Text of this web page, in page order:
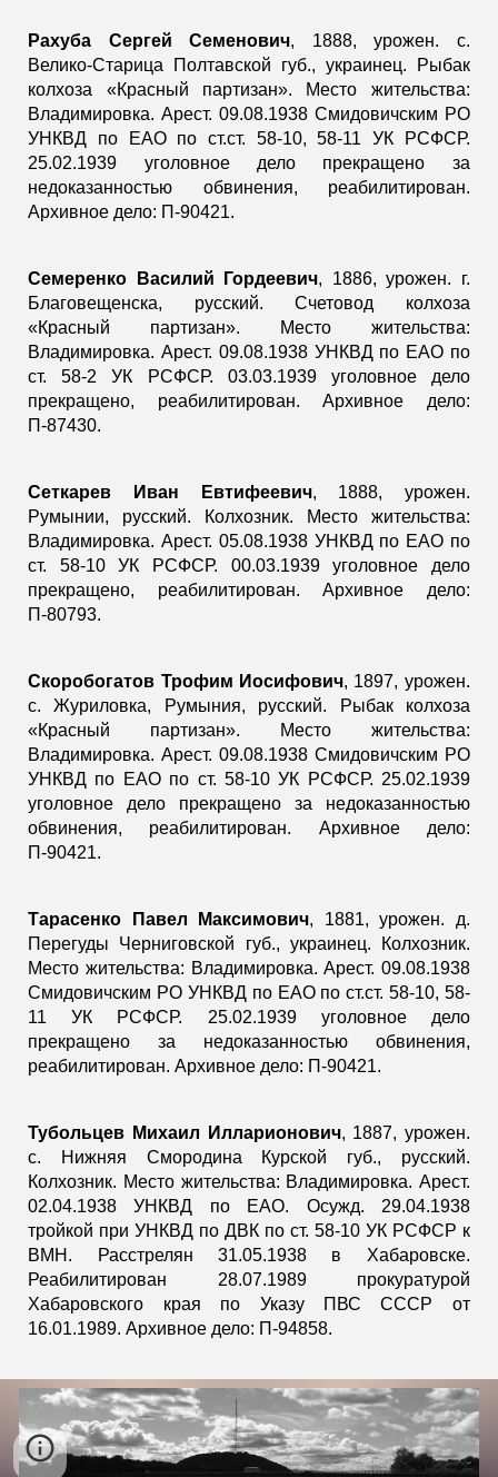
Рахуба Сергей Семенович, 1888, урожен. с.
Велико-Старица Полтавской губ., украинец. Рыбак
колхоза «Красный партизан». Место жительства:
Владимировка. Арест. 09.08.1938 Смидовичским РО
УНКВД по ЕАО по ст.ст. 58-10, 58-11 УК РСФСР.
25.02.1939 уголовное дело прекращено за
недоказанностью обвинения, реабилитирован.
Архивное дело: П-90421.
Семеренко Василий Гордеевич, 1886, урожен. г.
Благовещенска, русский. Счетовод колхоза
«Красный партизан». Место жительства:
Владимировка. Арест. 09.08.1938 УНКВД по ЕАО по
ст. 58-2 УК РСФСР. 03.03.1939 уголовное дело
прекращено, реабилитирован. Архивное дело:
П-87430.
Сеткарев Иван Евтифеевич,
1888, урожен.
Румынии, русский. Колхозник. Место жительства:
Владимировка. Арест. 05.08.1938 УНКВД по ЕАО по
ст. 58-10 УК РСФСР. 00.03.1939 уголовное дело
прекращено, реабилитирован. Архивное дело:
П-80793.
Скоробогатов Трофим Иосифович, 1897, урожен.
с. Журиловка, Румыния, русский. Рыбак колхоза
«Красный партизан». Место жительства:
Владимировка. Арест. 09.08.1938 Смидовичским РО
УНКВД по ЕАО по ст. 58-10 УК РСФСР. 25.02.1939
уголовное дело прекращено за недоказанностью
обвинения, реабилитирован. Архивное дело:
П-90421.
Тарасенко Павел Максимович, 1881, урожен. д.
Перегуды Черниговской губ., украинец. Колхозник.
Место жительства: Владимировка. Арест. 09.08.1938
Смидовичским РО УНКВД по ЕАО по ст.ст. 58-10, 58-
11 УК РСФСР. 25.02.1939 уголовное дело
прекращено за недоказанностью обвинения,
реабилитирован. Архивное дело: П-90421.
Тубольцев Михаил Илларионович, 1887, урожен.
с. Нижняя Смородина Курской губ., русский.
Колхозник. Место жительства: Владимировка. Арест.
02.04.1938 УНКВД по ЕАО. Осужд. 29.04.1938
тройкой при УНКВД по ДВК по ст. 58-10 УК РСФСР к
ВМН. Расстрелян 31.05.1938 в Хабаровске.
Реабилитирован 28.07.1989 прокуратурой
Хабаровского края по Указу ПВС СССР от
16.01.1989. Архивное дело: П-94858.